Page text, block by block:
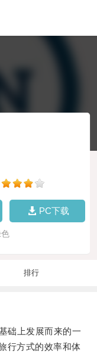
PC下载
排行
上发展而来的一
行方式的效率和体